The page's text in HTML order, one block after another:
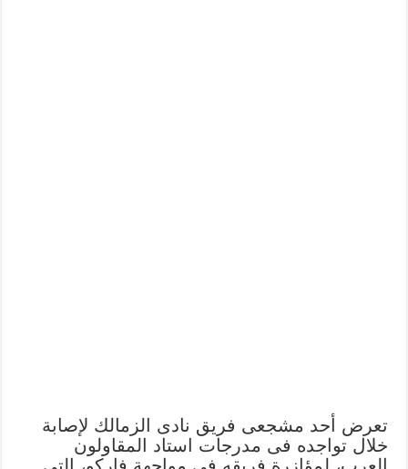
تعرض أحد مشجعى فريق نادى الزمالك لإصابة
خلال تواجده فى مدرجات استاد المقاولون